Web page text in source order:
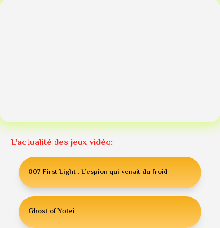
L'actualité des jeux vidéo:
007 First Light : L’espion qui venait du froid
Ghost of Yōtei